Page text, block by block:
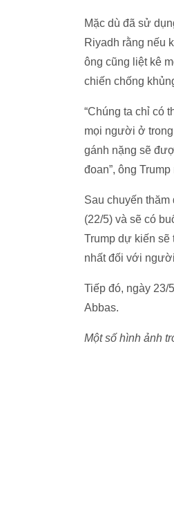
Mặc dù đã sử
Riyadh rằng nếu
ông cũng liệt kê
chiến chống
“Chúng ta chỉ có
mọi người ở
gánh nặng sẽ
đoan”, ông
Sau chuyến
(22/5) và sẽ có
Trump dự kiến sẽ
nhất đối với
Tiếp đó, ngày 23/
Abbas.
Một số hình ảnh